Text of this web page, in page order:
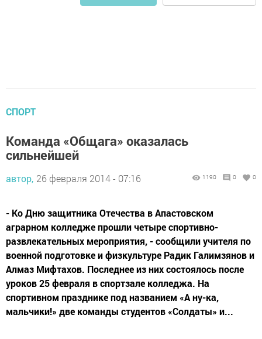
СПОРТ
Команда «Общага» оказалась
сильнейшей
автор, 26 февраля 2014 - 07:16 1190 0 0
- Ко Дню защитника Отечества в Апастовском
аграрном колледже прошли четыре спортивно-
развлекательных мероприятия, - сообщили учителя по
военной подготовке и физкультуре Радик Галимзянов и
Алмаз Мифтахов. Последнее из них состоялось после
уроков 25 февраля в спортзале колледжа. На
спортивном празднике под названием «А ну-ка,
мальчики!» две команды студентов «Солдаты» и...